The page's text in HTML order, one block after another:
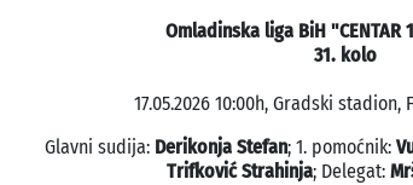
Omladinska liga BiH "CENTAR
31. kolo
17.05.2026 10:00h, Gradski stadion,
Glavni sudija: Derikonja Stefan; 1. pomoćnik:
Trifković Strahinja; Delegat: